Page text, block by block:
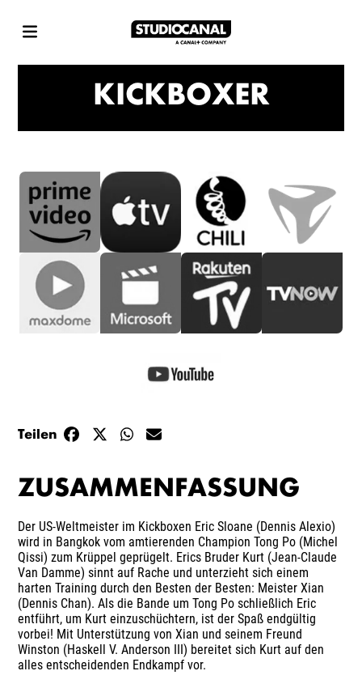
KICKBOXER
ZUSAMMENFASSUNG
Der US-Weltmeister im Kickboxen Eric Sloane (Dennis Alexio)
wird in Bangkok vom amtierenden Champion Tong Po (Michel
Qissi) zum Krüppel geprügelt. Erics Bruder Kurt (Jean-Claude
Van Damme) sinnt auf Rache und unterzieht sich einem
harten Training durch den Besten der Besten: Meister Xian
(Dennis Chan). Als die Bande um Tong Po schließlich Eric
entführt, um Kurt einzuschüchtern, ist der Spaß endgültig
vorbei! Mit Unterstützung von Xian und seinem Freund
Winston (Haskell V. Anderson III) bereitet sich Kurt auf den
alles entscheidenden Endkampf vor.
Teilen